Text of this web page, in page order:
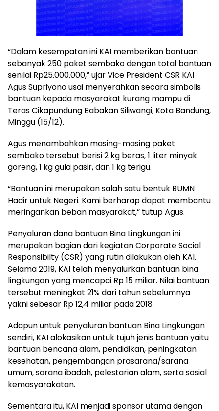
“Dalam kesempatan ini KAI memberikan bantuan
sebanyak 250 paket sembako dengan total bantuan
senilai Rp25.000.000,” ujar Vice President CSR KAI
Agus Supriyono usai menyerahkan secara simbolis
bantuan kepada masyarakat kurang mampu di
Teras Cikapundung Babakan Siliwangi, Kota Bandung,
Minggu (15/12).
Agus menambahkan masing-masing paket
sembako tersebut berisi 2 kg beras, 1 liter minyak
goreng, 1 kg gula pasir, dan 1 kg terigu.
“Bantuan ini merupakan salah satu bentuk BUMN
Hadir untuk Negeri. Kami berharap dapat membantu
meringankan beban masyarakat,” tutup Agus.
Penyaluran dana bantuan Bina Lingkungan ini
merupakan bagian dari kegiatan Corporate Social
Responsibilty (CSR) yang rutin dilakukan oleh KAI.
Selama 2019, KAI telah menyalurkan bantuan bina
lingkungan yang mencapai Rp 15 miliar. Nilai bantuan
tersebut meningkat 21% dari tahun sebelumnya
yakni sebesar Rp 12,4 miliar pada 2018.
Adapun untuk penyaluran bantuan Bina Lingkungan
sendiri, KAI alokasikan untuk tujuh jenis bantuan yaitu
bantuan bencana alam, pendidikan, peningkatan
kesehatan, pengembangan prasarana/sarana
umum, sarana ibadah, pelestarian alam, serta sosial
kemasyarakatan.
Sementara itu, KAI menjadi sponsor utama dengan